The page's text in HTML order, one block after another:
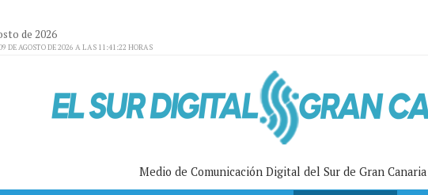
de 2026
DE AGOSTO DE 2026 A LAS 11:41:22 HORAS
Medio de Comunicación Digital del Sur de Gran Canaria